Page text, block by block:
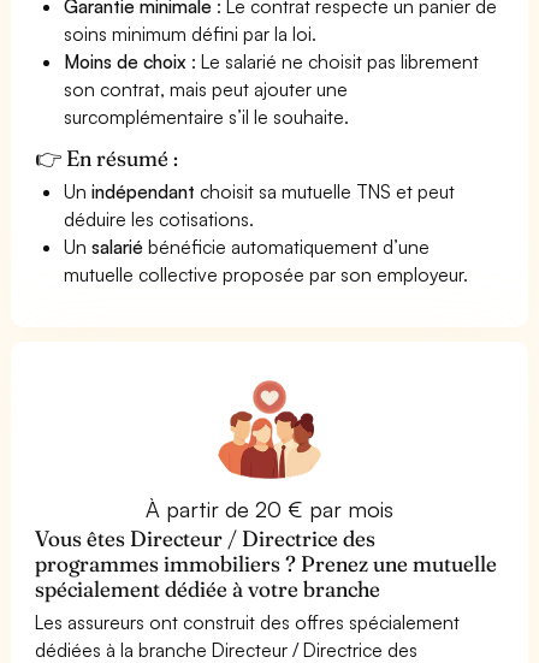
Garantie minimale : Le contrat respecte un panier de
soins minimum défini par la loi.
Moins de choix : Le salarié ne choisit pas librement
son contrat, mais peut ajouter une
surcomplémentaire s’il le souhaite.
👉 En résumé :
Unindépendant choisit sa mutuelle TNS et peut
déduire les cotisations.
Unsalarié bénéficie automatiquement d’une
mutuelle collective proposée par son employeur.
À partir de 20 € par mois
Vous êtes Directeur / Directrice des
programmes immobiliers ? Prenez une mutuelle
spécialement dédiée à votre branche
Les assureurs ont construit des offres spécialement
dédiées à la branche Directeur / Directrice des